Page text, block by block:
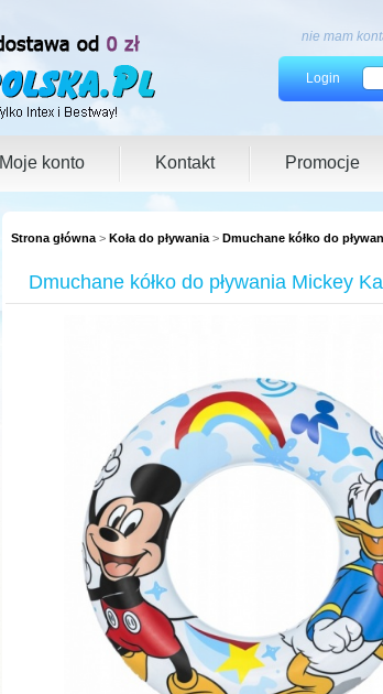
nie mam
Login
Moje konto Kontakt Promocje
Strona główna > Koła do pływania > Dmuchane kółko do
Dmuchane kółko do pływania Mickey